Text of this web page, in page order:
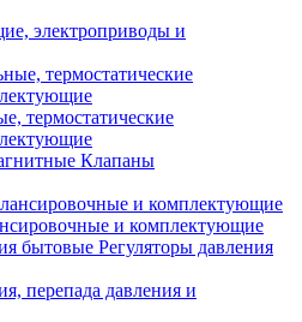
электроприводы и
термостатические
Клапаны
и комплектующие
Регуляторы давления